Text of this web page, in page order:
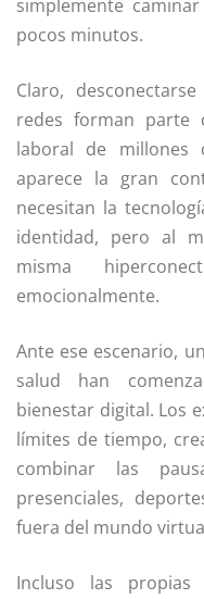
simplemente
pocos minutos.
Claro,
redes forman parte
laboral de millones
aparece la gran
necesitan la
identidad, pero al
misma
emocionalmente.
Ante ese escenario,
salud han
bienestar digital. Los
límites de tiempo,
combinar las
presenciales,
fuera del mundo
Incluso las propias